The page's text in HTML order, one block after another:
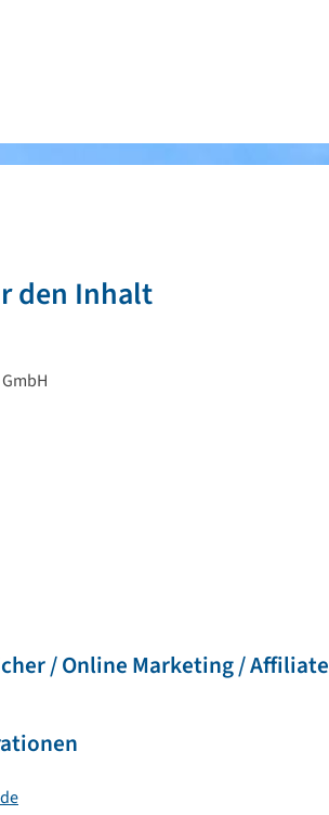
den Inhalt
/ Online Marketing / Affiliate